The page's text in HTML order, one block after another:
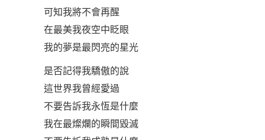
可知我將不會再醒
在最美我夜空中眨眼
我的夢是最閃亮的星光
是否記得我驕傲的說
這世界我曾經愛過
不要告訴我永恆是什麼
我在最燦爛的瞬間毀滅